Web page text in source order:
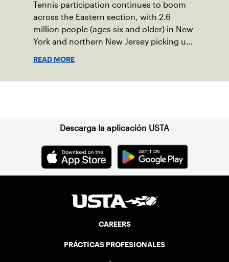
Tennis participation continues to boom
across the Eastern section, with 2.6
million people (ages six and older) in New
York and northern New Jersey picking up
READ MORE
Descarga la aplicación USTA
CAREERS
PRÁCTICAS PROFESIONALES